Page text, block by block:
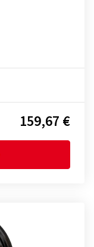
159,67 €